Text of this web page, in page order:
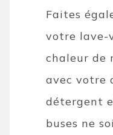
Faites
votre lave-
chaleur de
avec votre
détergent
buses ne